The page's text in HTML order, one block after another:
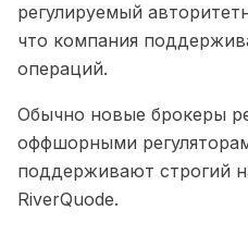
регулируемый
что компания
операций.
Обычно новые брокеры
оффшорными
поддерживают строгий
RiverQuode.